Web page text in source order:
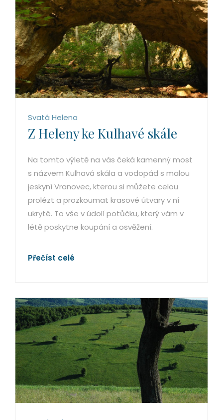
Svatá Helena
Z Heleny ke Kulhavé skále
Na tomto výletě na vás čeká kamenný most
s názvem Kulhavá skála a vodopád s malou
jeskyní Vranovec, kterou si můžete celou
prolézt a prozkoumat krasové útvary v ní
ukryté. To vše v údolí potůčku, který vám v
létě poskytne koupání a osvěžení.
Přečíst celé